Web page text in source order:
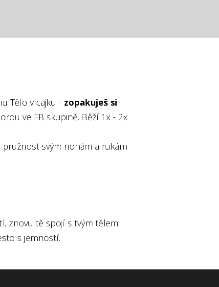
Tělo v cajku - zopakuješ si
ve FB skupině. Běží 1x - 2x
svým nohám a rukám
znovu tě spojí s tvým tělem
s jemností.